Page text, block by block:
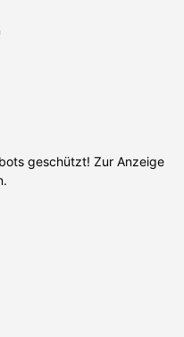
geschützt! Zur Anzeige